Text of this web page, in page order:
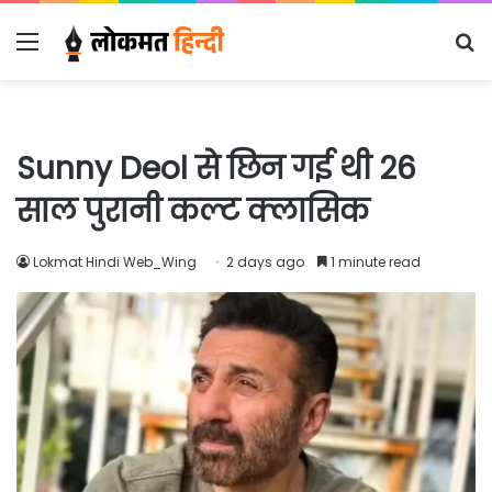
Menu
Sunny Deol से छिन गई थी 26
साल पुरानी कल्ट क्लासिक
Lokmat Hindi Web_Wing 2 days ago 1 minute read